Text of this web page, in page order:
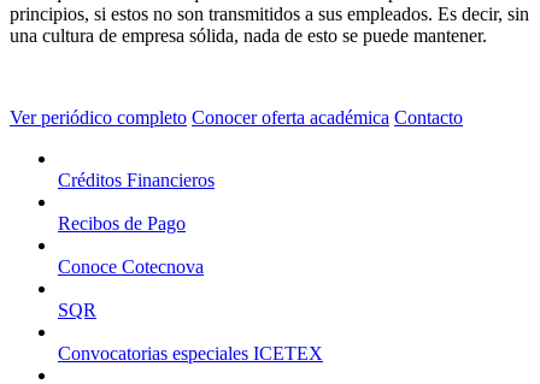
principios, si estos no son transmitidos a sus empleados. Es decir, sin
una cultura de empresa sólida, nada de esto se puede mantener.
Ver periódico completo Conocer oferta académica Contacto
Créditos Financieros
Recibos de Pago
Conoce Cotecnova
SQR
Convocatorias especiales ICETEX